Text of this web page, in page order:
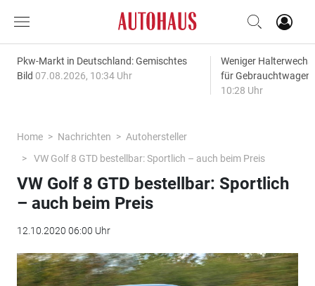
Pkw-Markt in Deutschland: Gemischtes
Bild 07.08.2026, 10:34 Uhr
Weniger
für
10:28 Uhr
Home Nachrichten
Autohersteller
VW Golf 8 GTD bestellbar: Sportlich – auch beim Preis
VW Golf 8 GTD bestellbar: Sportlich
– auch beim Preis
12.10.2020 06:00 Uhr